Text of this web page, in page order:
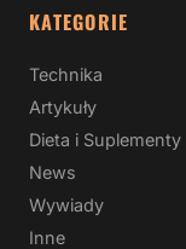
KATEGORIE
Technika
Artykuły
Dieta i Suplementy
News
Wywiady
Inne